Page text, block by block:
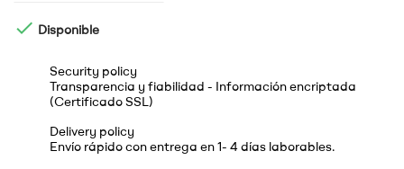
 Disponible
Security policy
Transparencia y fiabilidad - Información encriptada
(Certificado SSL)
Delivery policy
Envío rápido con entrega en 1- 4 días laborables.